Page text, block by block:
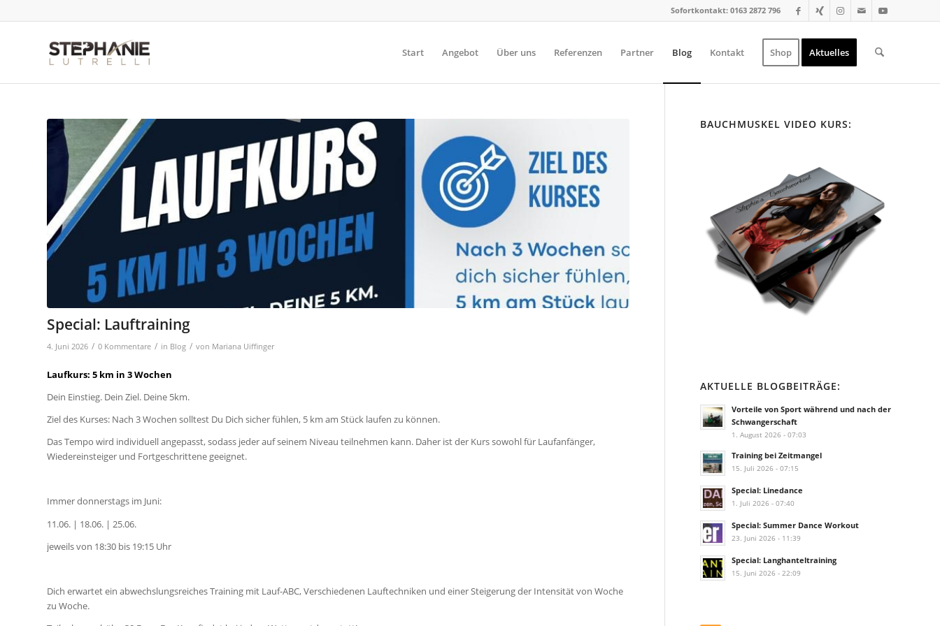
Sofortkontakt: 0163 2872 796
Start Angebot Über uns Referenzen Partner Blog Kontakt Shop Aktuelles
Special: Lauftraining
4. Juni 2026 / 0 Kommentare / in Blog / von Mariana Uiffinger
Laufkurs: 5 km in 3 Wochen
Dein Einstieg. Dein Ziel. Deine 5km.
Ziel des Kurses: Nach 3 Wochen solltest Du Dich sicher fühlen, 5 km am Stück laufen zu können.
Das Tempo wird individuell angepasst, sodass jeder auf seinem Niveau teilnehmen kann. Daher ist der Kurs sowohl für Laufanfänger,
Wiedereinsteiger und Fortgeschrittene geeignet.
Immer donnerstags im Juni:
11.06. | 18.06. | 25.06.
jeweils von 18:30 bis 19:15 Uhr
Dich erwartet ein abwechslungsreiches Training mit Lauf-ABC, Verschiedenen Lauftechniken und einer Steigerung der Intensität von Woche
zu Woche.
BAUCHMUSKEL VIDEO KURS:
AKTUELLE BLOGBEITRÄGE:
Vorteile von Sport während und nach der
Schwangerschaft
1. August 2026 - 07:03
Training bei Zeitmangel
15. Juli 2026 - 07:15
Special: Linedance
1. Juli 2026 - 07:40
Special: Summer Dance Workout
23. Juni 2026 - 11:39
Special: Langhanteltraining
15. Juni 2026 - 22:09